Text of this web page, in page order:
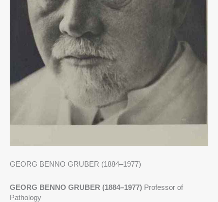
GEORG BENNO GRUBER (1884–1977)
GEORG BENNO GRUBER (1884–1977) Professor of
Pathology